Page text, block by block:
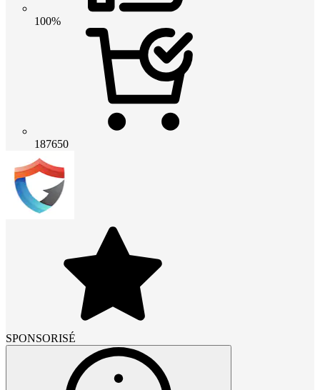
100%
187650
SPONSORISÉ